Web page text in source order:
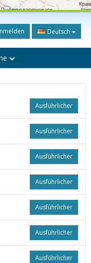
Deutsch
Ausführlicher
Ausführlicher
Ausführlicher
Ausführlicher
Ausführlicher
Ausführlicher
Ausführlicher